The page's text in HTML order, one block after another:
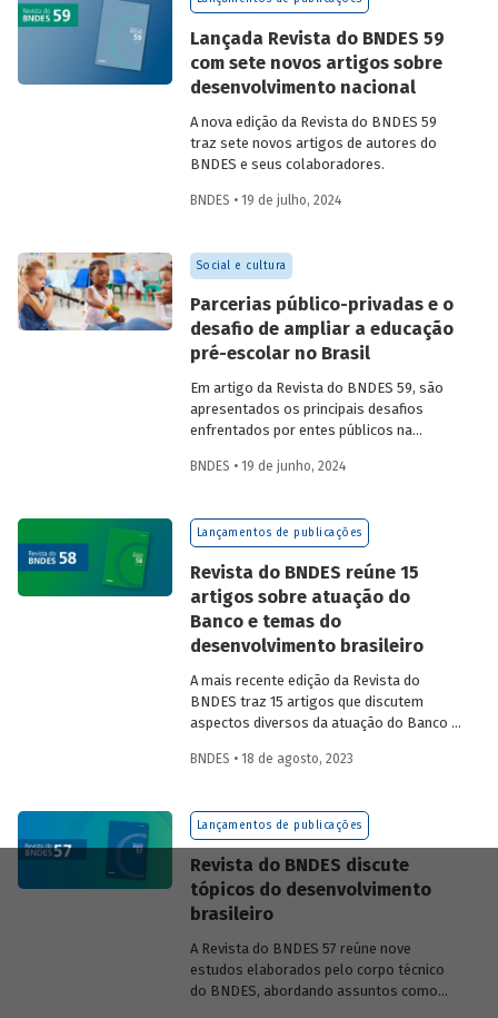
Lançada Revista do BNDES 59
com sete novos artigos sobre
desenvolvimento nacional
A nova edição da Revista do BNDES 59
traz sete novos artigos de autores do
BNDES e seus colaboradores.
BNDES • 19 de julho, 2024
Social e cultura
Parcerias público-privadas e o
desafio de ampliar a educação
pré-escolar no Brasil
Em artigo da Revista do BNDES 59, são
apresentados os principais desafios
enfrentados por entes públicos na
como aprendizados e possíveis soluções
na experiência das equipes do BNDES.
BNDES • 19 de junho, 2024
Lançamentos de publicações
Revista do BNDES reúne 15
artigos sobre atuação do
Banco e temas do
desenvolvimento brasileiro
A mais recente edição da Revista do
BNDES traz 15 artigos que discutem
aspectos diversos da atuação do Banco e
nacional.
BNDES • 18 de agosto, 2023
Lançamentos de publicações
Revista do BNDES discute
tópicos do desenvolvimento
brasileiro
A Revista do BNDES 57 reúne nove
estudos elaborados pelo corpo técnico
do BNDES, abordando assuntos como